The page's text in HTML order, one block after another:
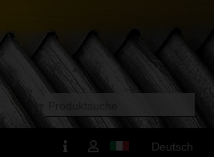
Deutsch